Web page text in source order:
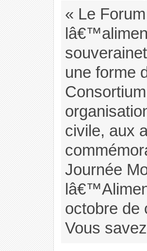
« Le
une forme
civile, aux
Journée
octobre de
Vous